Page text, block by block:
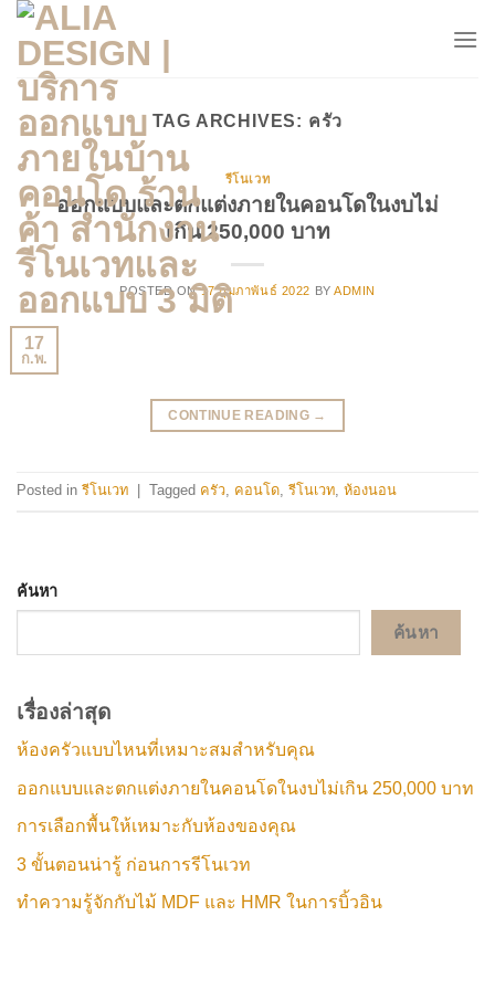
Skip
content
TAG ARCHIVES: ครัว
รีโนเวท
ออกแบบและตกแต่งภายในคอนโดในงบไม่
เกิน 250,000 บาท
POSTED ON17 กุมภาพันธ์ 2022 BYADMIN
17
ก.พ.
CONTINUE READING →
Posted in รีโนเวท Tagged ครัว คอนโด รีโนเวท ห้องนอน
ค้นหา
ค้นหา
เรื่องล่าสุด
ห้องครัวแบบไหนที่เหมาะสมสำหรับคุณ
ออกแบบและตกแต่งภายในคอนโดในงบไม่เกิน 250,000 บาท
การเลือกพื้นให้เหมาะกับห้องของคุณ
3 ขั้นตอนน่ารู้ ก่อนการรีโนเวท
ทำความรู้จักกับไม้ MDF และ HMR ในการบิ้วอิน